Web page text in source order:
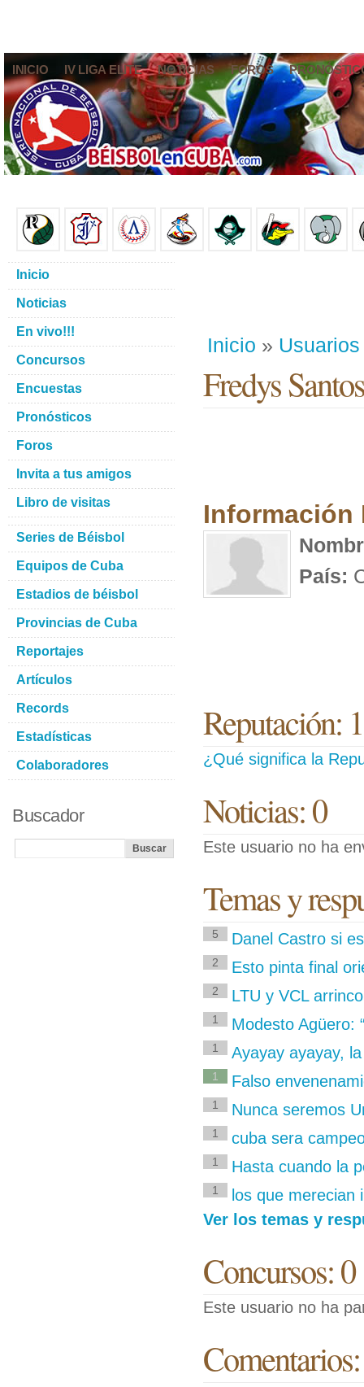
INICIO IV LIGA ELITE NOTICIAS FOROS
Inicio » Usuarios
Fredys
Información
País:
Reputación:
¿Qué significa la
Noticias: 0
Este usuario no ha
Temas y
5 Danel Castro si
2 Esto pinta final
2 LTU y VCL
1 Modesto Agüero:
1 Ayayay ayayay,
1 Falso
1 Nunca seremos
1 cuba sera
1 Hasta cuando la
1
los que merecian
Ver los temas y
Concursos: 0
Este usuario no ha
Inicio
Noticias
En vivo!!!
Concursos
Encuestas
Pronósticos
Foros
Invita a tus amigos
Libro de visitas
Series de Béisbol
Equipos de Cuba
Estadios de béisbol
Provincias de Cuba
Reportajes
Artículos
Records
Estadísticas
Colaboradores
Buscador